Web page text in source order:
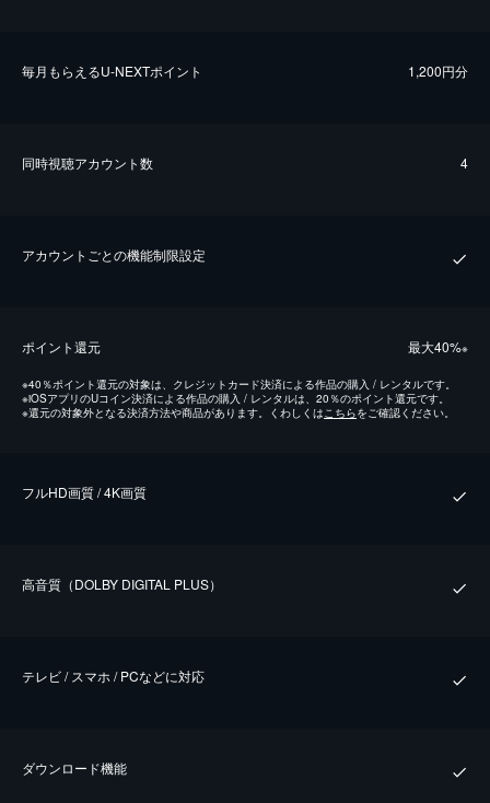
毎⽉もらえるU-NEXTポイント 1,200円分
同時視聴アカウント数 4
アカウントごとの機能制限設定
ポイント還元 最⼤40%※
※40％ポイント還元の対象は、クレジットカード決済による作品の購入 / レンタルです。
※iOSアプリのUコイン決済による作品の購入 / レンタルは、20％のポイント還元です。
※還元の対象外となる決済方法や商品があります。くわしくはこちらをご確認ください。
フルHD画質 / 4K画質
⾼⾳質（DOLBY DIGITAL PLUS）
テレビ / スマホ / PCなどに対応
ダウンロード機能